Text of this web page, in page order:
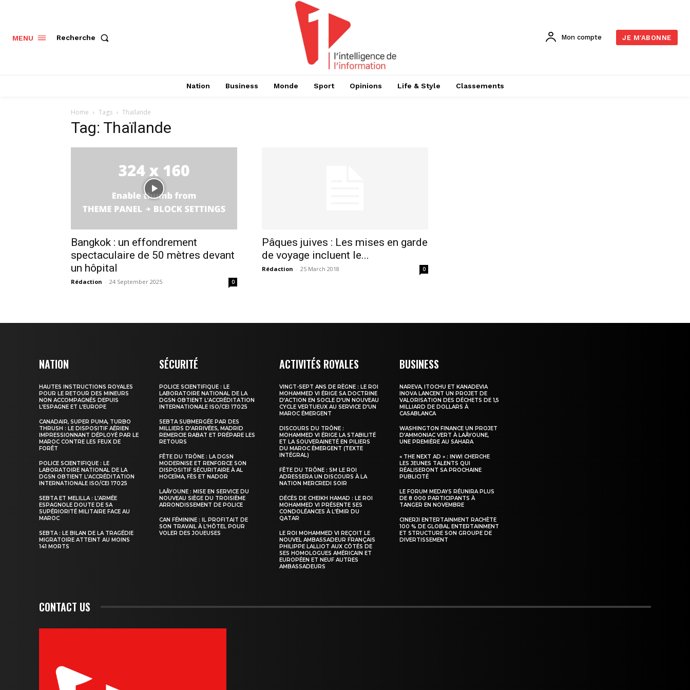
l'information
S'ABONNER MAINTENANT
Insight Publications
À propos
Nous contacter
Formules d’abonnement
MENU Recherche Mon compte JE M'ABONNE
Nation Business Monde Sport Opinions Life & Style Classements
Home Tags Thaïlande
Tag: Thaïlande
Bangkok : un effondrement
spectaculaire de 50 mètres devant
un hôpital
Rédaction - 24 September 2025 0
Pâques juives : Les mises en garde
de voyage incluent le...
Rédaction - 25 March 2018 0
NATION
HAUTES INSTRUCTIONS ROYALES
POUR LE RETOUR DES MINEURS
NON ACCOMPAGNÉS DEPUIS
L’ESPAGNE ET L’EUROPE
CANADAIR, SUPER PUMA, TURBO
THRUSH : LE DISPOSITIF AÉRIEN
IMPRESSIONNANT DÉPLOYÉ PAR LE
MAROC CONTRE LES FEUX DE
FORÊT
POLICE SCIENTIFIQUE : LE
LABORATOIRE NATIONAL DE LA
DGSN OBTIENT L’ACCRÉDITATION
INTERNATIONALE ISO/CEI 17025
SEBTA ET MELILLA : L’ARMÉE
ESPAGNOLE DOUTE DE SA
SUPÉRIORITÉ MILITAIRE FACE AU
MAROC
SEBTA : LE BILAN DE LA TRAGÉDIE
MIGRATOIRE ATTEINT AU MOINS
141 MORTS
SÉCURITÉ
POLICE SCIENTIFIQUE : LE
LABORATOIRE NATIONAL DE LA
DGSN OBTIENT L’ACCRÉDITATION
INTERNATIONALE ISO/CEI 17025
SEBTA SUBMERGÉE PAR DES
MILLIERS D’ARRIVÉES, MADRID
REMERCIE RABAT ET PRÉPARE LES
RETOURS
FÊTE DU TRÔNE : LA DGSN
MODERNISE ET RENFORCE SON
DISPOSITIF SÉCURITAIRE À AL
HOCEÏMA, FÈS ET NADOR
LAÂYOUNE : MISE EN SERVICE DU
NOUVEAU SIÈGE DU TROISIÈME
ARRONDISSEMENT DE POLICE
CAN FÉMININE : IL PROFITAIT DE
SON TRAVAIL À L’HÔTEL POUR
VOLER DES JOUEUSES
ACTIVITÉS ROYALES
VINGT-SEPT ANS DE RÈGNE : LE ROI
MOHAMMED VI ÉRIGE SA DOCTRINE
D’ACTION EN SOCLE D’UN NOUVEAU
CYCLE VERTUEUX AU SERVICE D’UN
MAROC ÉMERGENT
DISCOURS DU TRÔNE :
MOHAMMED VI ÉRIGE LA STABILITÉ
ET LA SOUVERAINETÉ EN PILIERS
DU MAROC ÉMERGENT (TEXTE
INTÉGRAL)
FÊTE DU TRÔNE : SM LE ROI
ADRESSERA UN DISCOURS À LA
NATION MERCREDI SOIR
DÉCÈS DE CHEIKH HAMAD : LE ROI
MOHAMMED VI PRÉSENTE SES
CONDOLÉANCES À L’ÉMIR DU
QATAR
LE ROI MOHAMMED VI REÇOIT LE
NOUVEL AMBASSADEUR FRANÇAIS
PHILIPPE LALLIOT AUX CÔTÉS DE
SES HOMOLOGUES AMÉRICAIN ET
EUROPÉEN ET NEUF AUTRES
AMBASSADEURS
BUSINESS
NAREVA, ITOCHU ET KANADEVIA
INOVA LANCENT UN PROJET DE
VALORISATION DES DÉCHETS DE 1,5
MILLIARD DE DOLLARS À
CASABLANCA
WASHINGTON FINANCE UN PROJET
D’AMMONIAC VERT À LAÂYOUNE,
UNE PREMIÈRE AU SAHARA
« THE NEXT AD » : INWI CHERCHE
LES JEUNES TALENTS QUI
RÉALISERONT SA PROCHAINE
PUBLICITÉ
LE FORUM MEDAYS RÉUNIRA PLUS
DE 8 000 PARTICIPANTS À
TANGER EN NOVEMBRE
CINERJI ENTERTAINMENT RACHÈTE
100 % DE GLOBAL ENTERTAINMENT
ET STRUCTURE SON GROUPE DE
DIVERTISSEMENT
CONTACT US